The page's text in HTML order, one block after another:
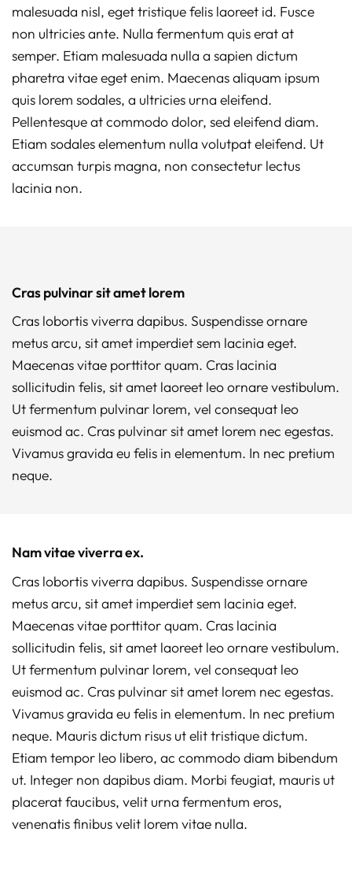
malesuada nisl, eget tristique felis laoreet id. Fusce
non ultricies ante. Nulla fermentum quis erat at
semper. Etiam malesuada nulla a sapien dictum
pharetra vitae eget enim. Maecenas aliquam ipsum
quis lorem sodales, a ultricies urna eleifend.
Pellentesque at commodo dolor, sed eleifend diam.
Etiam sodales elementum nulla volutpat eleifend. Ut
accumsan turpis magna, non consectetur lectus
lacinia non.
Cras pulvinar sit amet lorem
Cras lobortis viverra dapibus. Suspendisse ornare
metus arcu, sit amet imperdiet sem lacinia eget.
Maecenas vitae porttitor quam. Cras lacinia
sollicitudin felis, sit amet laoreet leo ornare vestibulum.
Ut fermentum pulvinar lorem, vel consequat leo
euismod ac. Cras pulvinar sit amet lorem nec egestas.
Vivamus gravida eu felis in elementum. In nec pretium
neque.
Nam vitae viverra ex.
Cras lobortis viverra dapibus. Suspendisse ornare
metus arcu, sit amet imperdiet sem lacinia eget.
Maecenas vitae porttitor quam. Cras lacinia
sollicitudin felis, sit amet laoreet leo ornare vestibulum.
Ut fermentum pulvinar lorem, vel consequat leo
euismod ac. Cras pulvinar sit amet lorem nec egestas.
Vivamus gravida eu felis in elementum. In nec pretium
neque. Mauris dictum risus ut elit tristique dictum.
Etiam tempor leo libero, ac commodo diam bibendum
ut. Integer non dapibus diam. Morbi feugiat, mauris ut
placerat faucibus, velit urna fermentum eros,
venenatis finibus velit lorem vitae nulla.